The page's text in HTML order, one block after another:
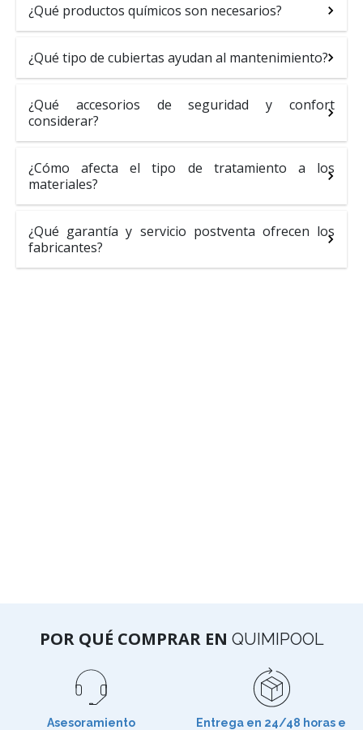
¿Qué productos químicos son necesarios?
¿Qué tipo de cubiertas ayudan al mantenimiento?
¿Qué accesorios de seguridad y confort
considerar?
¿Cómo afecta el tipo de tratamiento a los
materiales?
¿Qué garantía y servicio postventa ofrecen los
fabricantes?
POR QUÉ COMPRAR EN QUIMIPOOL
Asesoramiento
Entrega en 24/48 horas e